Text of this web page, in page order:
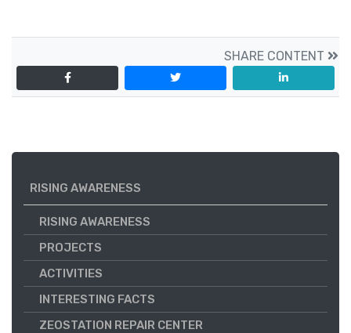
SHARE CONTENT
RISING AWARENESS
RISING AWARENESS
PROJECTS
ACTIVITIES
INTERESTING FACTS
ZEOSTATION REPAIR CENTER